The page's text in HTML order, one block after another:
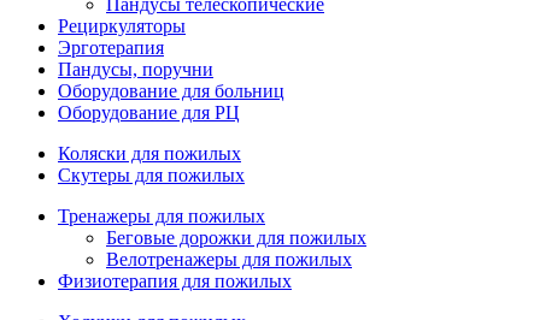
Пандусы телескопические
Рециркуляторы
Эрготерапия
Пандусы, поручни
Оборудование для больниц
Оборудование для РЦ
Коляски для пожилых
Скутеры для пожилых
Тренажеры для пожилых
Беговые дорожки для пожилых
Велотренажеры для пожилых
Физиотерапия для пожилых